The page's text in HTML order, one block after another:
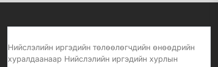
Нийслэлийн иргэдийн төлөөлөгчдийн өнөөдрийн
хуралдаанаар Нийслэлийн иргэдийн хурлын